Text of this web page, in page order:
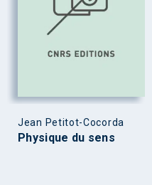
Jean Petitot-Cocorda
Physique du sens